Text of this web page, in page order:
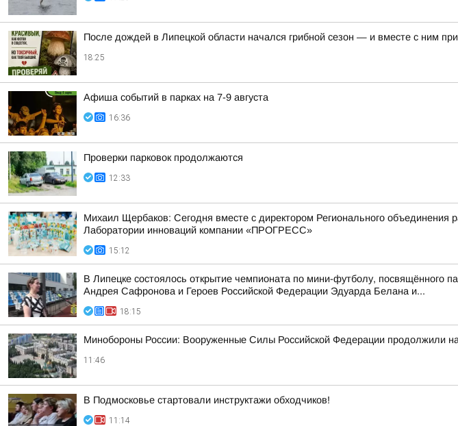
После дождей в Липецкой области начался грибной сезон — и вместе с ним
18:25
Афиша событий в парках на 7-9 августа
16:36
Проверки парковок продолжаются
12:33
Михаил Щербаков: Сегодня вместе с директором Регионального
Лаборатории инноваций компании «ПРОГРЕСС»
15:12
В Липецке состоялось открытие чемпионата по мини-футболу, посвящённого
Андрея Сафронова и Героев Российской Федерации Эдуарда Белана и...
18:15
Минобороны России: Вооруженные Силы Российской Федерации продолжили
11:46
В Подмосковье стартовали инструктажи обходчиков!
11:14